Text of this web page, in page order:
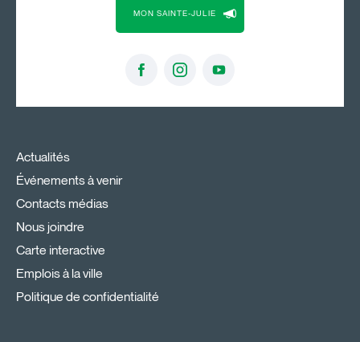
MON SAINTE-JULIE
Actualités
Événements à venir
Contacts médias
Nous joindre
Carte interactive
Emplois à la ville
Politique de confidentialité